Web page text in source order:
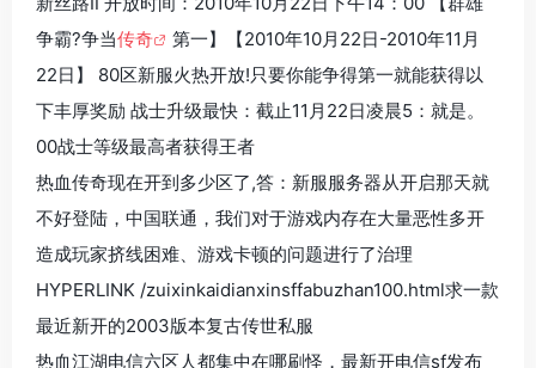
争霸?争当传奇
第一】【2010年10月22日-2010年11月
22日】 80区新服火热开放!只要你能争得第一就能获得以
下丰厚奖励 战士升级最快：截止11月22日凌晨5：就是。
00战士等级最高者获得王者
热血传奇现在开到多少区了,答：新服服务器从开启那天就
不好登陆，中国联通，我们对于游戏内存在大量恶性多开
造成玩家挤线困难、游戏卡顿的问题进行了治理
HYPERLINK /zuixinkaidianxinsffabuzhan100.html求一款
最近新开的2003版本复古传世私服
热血江湖电信六区人都集中在哪刷怪，最新开电信sf发布